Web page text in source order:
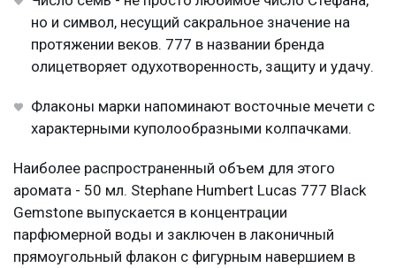
но и символ, несущий сакральное значение на
протяжении веков. 777 в названии бренда
олицетворяет одухотворенность, защиту и удачу.
Флаконы марки напоминают восточные мечети с
характерными куполообразными колпачками.
Наиболее распространенный объем для этого
аромата - 50 мл. Stephane Humbert Lucas 777 Black
Gemstone выпускается в концентрации
парфюмерной воды и заключен в лаконичный
прямоугольный флакон с фигурным навершием в